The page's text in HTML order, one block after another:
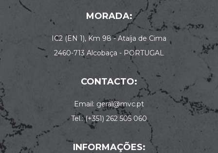
MORADA:
IC2 (EN 1), Km 98 - Ataíja de Cima
2460-713 Alcobaça - PORTUGAL
CONTACTO:
Email: geral@mvc.pt
Tel.: (+351) 262 505 060
INFORMAÇÕES: